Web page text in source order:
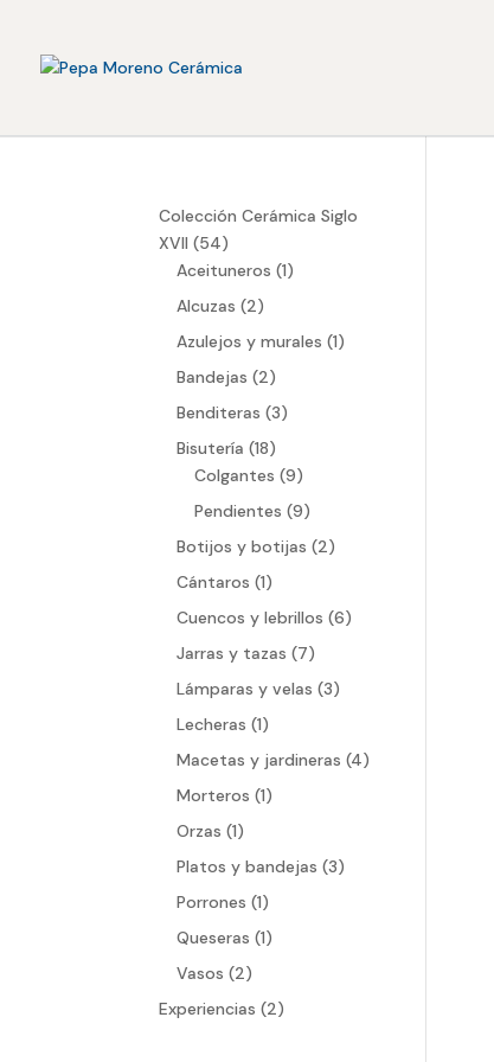
Colección Cerámica Siglo
XVII
5454
productos
Aceituneros 11
Alcuzas 22
productos
Azulejos y murales 11
Bandejas 22
productos
Benditeras 33
Bisutería 1818
productos
Colgantes 99
productos
Pendientes 99
productos
Botijos y botijas 22
Cántaros 11
producto
Cuencos y lebrillos 66
Jarras y tazas 77
productos
Lámparas y velas 33
Lecheras 11
producto
Macetas y jardineras 44
Morteros 11
Orzas 11
producto
Platos y bandejas 33
Porrones 11
producto
Queseras 11
Vasos 22
productos
Experiencias 22